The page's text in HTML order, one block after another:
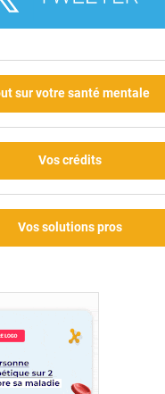
sur votre santé mentale
Vos crédits
Vos solutions pros